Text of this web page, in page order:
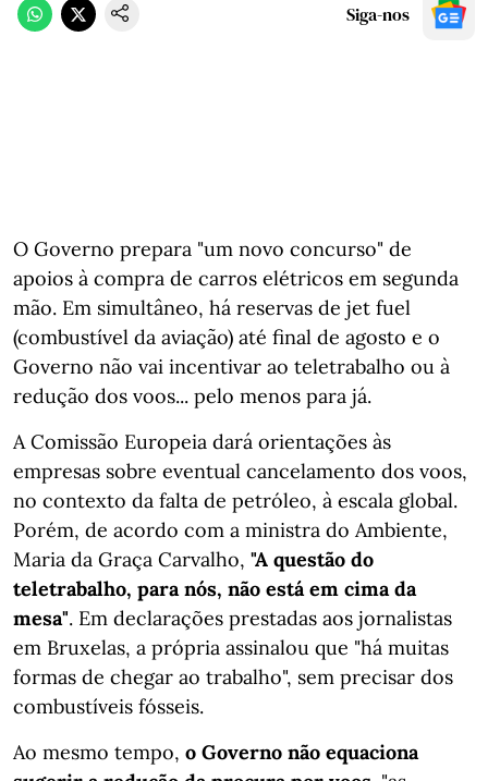
Siga-nos
O Governo prepara "um novo concurso" de
apoios à compra de carros elétricos em segunda
mão. Em simultâneo, há reservas de jet fuel
(combustível da aviação) até final de agosto e o
Governo não vai incentivar ao teletrabalho ou à
redução dos voos... pelo menos para já.
A Comissão Europeia dará orientações às
empresas sobre eventual cancelamento dos voos,
no contexto da falta de petróleo, à escala global.
Porém, de acordo com a ministra do Ambiente,
Maria da Graça Carvalho, "A questão do
teletrabalho, para nós, não está em cima da
mesa". Em declarações prestadas aos jornalistas
em Bruxelas, a própria assinalou que "há muitas
formas de chegar ao trabalho", sem precisar dos
combustíveis fósseis.
Ao mesmo tempo, o Governo não equaciona